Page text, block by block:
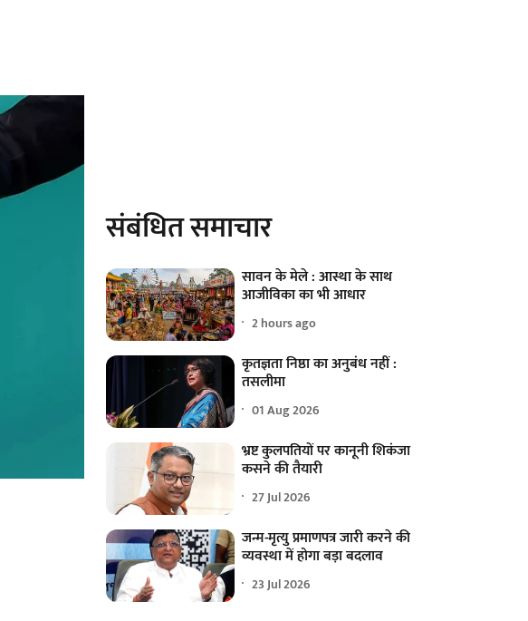
संबंधित समाचार
सावन के मेले : आस्था के साथ
आजीविका का भी आधार
2 hours ago
कृतज्ञता निष्ठा का अनुबंध नहीं :
तसलीमा
01 Aug 2026
भ्रष्ट कुलपतियों पर कानूनी शिकंजा
कसने की तैयारी
27 Jul 2026
जन्म-मृत्यु प्रमाणपत्र जारी करने की
व्यवस्था में होगा बड़ा बदलाव
23 Jul 2026